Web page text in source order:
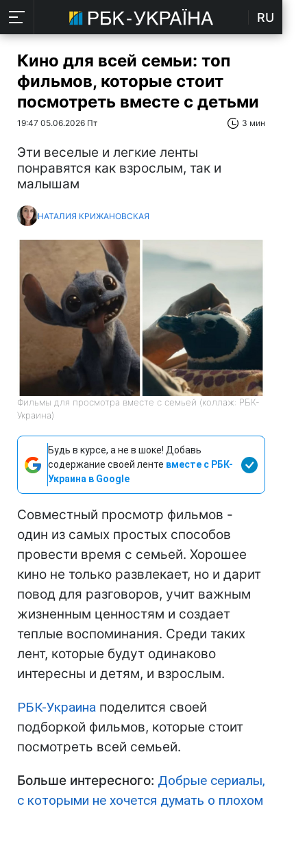
RU
Кино для всей семьи: топ
фильмов, которые стоит
посмотреть вместе с детьми
19:47 05.06.2026 Пт 3 мин
Эти веселые и легкие ленты
понравятся как взрослым, так и
малышам
НАТАЛИЯ КРИЖАНОВСКАЯ
Фильмы для просмотра вместе с семьей (коллаж: РБК-
Украина)
Будь в курсе, а не в шоке! Добавь
содержание своей ленте вместе с РБК-
Украина в Google
Совместный просмотр фильмов -
один из самых простых способов
провести время с семьей. Хорошее
кино не только развлекает, но и дарит
повод для разговоров, учит важным
жизненным ценностям и создает
теплые воспоминания. Среди таких
лент, которые будут одинаково
интересны и детям, и взрослым.
РБК-Украина поделится своей
подборкой фильмов, которые стоит
посмотреть всей семьей.
Больше интересного: Добрые сериалы,
с которыми не хочется думать о плохом